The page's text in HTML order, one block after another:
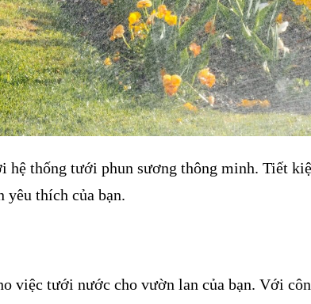
thống tưới phun sương thông minh. Tiết
yêu thích của bạn.
việc tưới nước cho vườn lan của bạn. Với